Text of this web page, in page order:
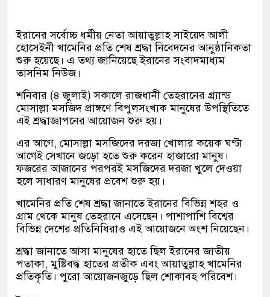
ইরানের সর্বোচ্চ ধর্মীয় নেতা আয়াতুল্লাহ সাইয়েদ আলী
হোসেইনী খামেনির প্রতি শেষ শ্রদ্ধা নিবেদনের আনুষ্ঠানিকতা
শুরু হয়েছে। এ তথ্য জানিয়েছে ইরানের সংবাদমাধ্যম
তাসনিম নিউজ।
শনিবার (৪ জুলাই) সকালে রাজধানী তেহরানের গ্র্যান্ড
মোসাল্লা মসজিদ প্রাঙ্গণে বিপুলসংখ্যক মানুষের উপস্থিতিতে
এই শ্রদ্ধাজ্ঞাপনের আয়োজন শুরু হয়।
এর আগে, মোসাল্লা মসজিদের দরজা খোলার কয়েক ঘণ্টা
আগেই সেখানে জড়ো হতে শুরু করেন হাজারো মানুষ।
ফজরের আজানের পরপরই মসজিদের দরজা খুলে দেওয়া
হলে সাধারণ মানুষের প্রবেশ শুরু হয়।
খামেনির প্রতি শেষ শ্রদ্ধা জানাতে ইরানের বিভিন্ন শহর ও
গ্রাম থেকে মানুষ তেহরানে এসেছেন। পাশাপাশি বিশ্বের
বিভিন্ন দেশের প্রতিনিধিরাও এই আয়োজনে অংশ নিয়েছেন।
শ্রদ্ধা জানাতে আসা মানুষের হাতে ছিল ইরানের জাতীয়
পতাকা, মুষ্টিবদ্ধ হাতের প্রতীক এবং আয়াতুল্লাহ খামেনির
প্রতিকৃতি। পুরো আয়োজনজুড়ে ছিল শোকাবহ পরিবেশ।